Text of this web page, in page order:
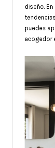
diseño.
puedes
acogedor